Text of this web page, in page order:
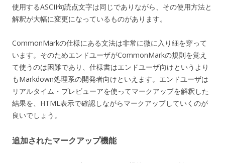
使用するASCII句読点文字は同じでありながら、その使用方法と
解釈が大幅に変更になっているものがあります。
CommonMarkの仕様にある文法は非常に微に入り細を穿って
います。そのためエンドユーザがCommonMarkの規則を覚え
て使うのは困難であり、仕様書はエンドユーザ向けというより
もMarkdown処理系の開発者向けといえます。エンドユーザは
リアルタイム・プレビューアを使ってマークアップを解釈した
結果を、HTML表示で確認しながらマークアップしていくのが
良いでしょう。
追加されたマークアップ機能